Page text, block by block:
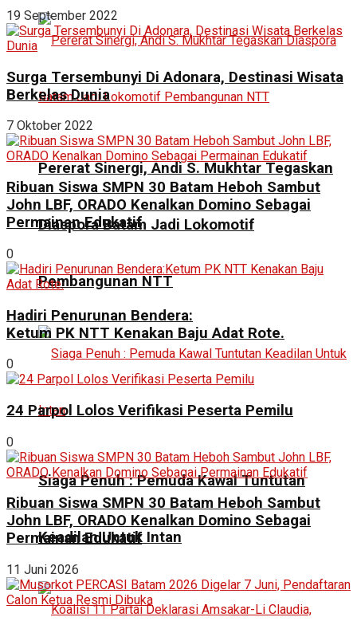
Pererat Sinergi, Andi S. Mukhtar Tegaskan
Diaspora Batam Jadi Lokomotif
Pembangunan NTT
Siaga Penuh : Pemuda Kawal Tuntutan
Keadilan Untuk Intan
19 September 2022
Surga Tersembunyi Di Adonara, Destinasi Wisata
Berkelas Dunia
7 Oktober 2022
Ribuan Siswa SMPN 30 Batam Heboh Sambut
John LBF, ORADO Kenalkan Domino Sebagai
Permainan Edukatif
0
Hadiri Penurunan Bendera:
Ketum PK NTT Kenakan Baju Adat Rote.
0
24 Parpol Lolos Verifikasi Peserta Pemilu
0
Ribuan Siswa SMPN 30 Batam Heboh Sambut
John LBF, ORADO Kenalkan Domino Sebagai
Permainan Edukatif
11 Juni 2026